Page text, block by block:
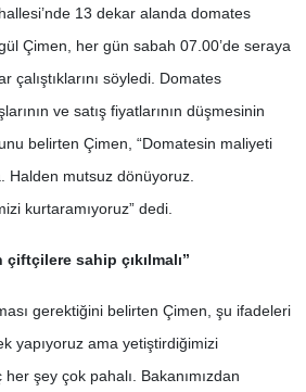
13 dekar alanda domates
Çimen, her gün sabah 07.00’de seraya
çalıştıklarını söyledi. Domates
ve satış fiyatlarının düşmesinin
belirten Çimen, “Domatesin maliyeti
Halden mutsuz dönüyoruz.
kurtaramıyoruz” dedi.
çiftçilere sahip çıkılmalı”
gerektiğini belirten Çimen, şu ifadeleri
yapıyoruz ama yetiştirdiğimizi
şey çok pahalı. Bakanımızdan